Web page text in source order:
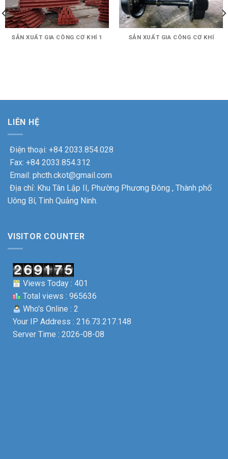
SẢN XUẤT GIA CÔNG CƠ KHÍ 1 SẢN XUẤT GIA CÔNG CƠ KHÍ
LIÊN HỆ
Điện thoại: +84 2033.854.028
Fax: +84 2033.854.312
Email: phcth.ckot@gmail.com
Địa chỉ: Khu Tân Lập II, Phường Phương Đông , Thành phố
Uông Bí, Tinh Quảng Ninh.
VISITOR COUNTER
Views Today : 401
Total views : 965636
Who's Online : 2
Your IP Address : 216.73.217.148
Server Time : 2026-08-08